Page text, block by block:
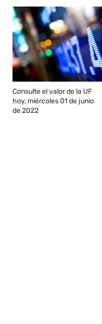
Consulte el valor de la UF
hoy, miércoles 01 de junio
de 2022